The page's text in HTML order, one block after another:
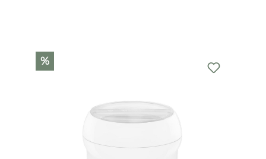
Produktgalerie überspringen
%